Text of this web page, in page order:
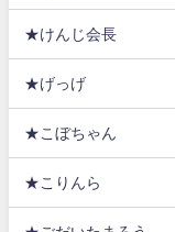
★けんじ会長
★げっげ
★こぼちゃん
★こりんら